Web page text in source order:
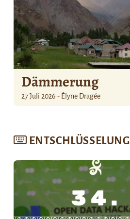
Dämmerung
27 Juli 2026 - Élyne Dragée
ENTSCHLÜSSELUNG